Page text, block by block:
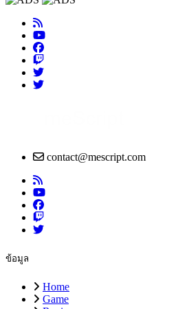
contact@mescript.com
ข้อมูล
Home
Game